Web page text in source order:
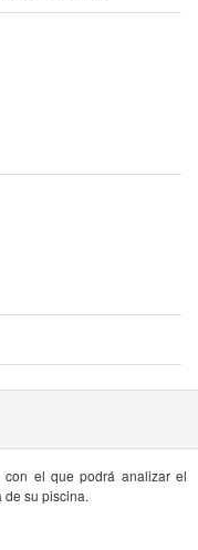
con el que podrá analizar el
su piscina.